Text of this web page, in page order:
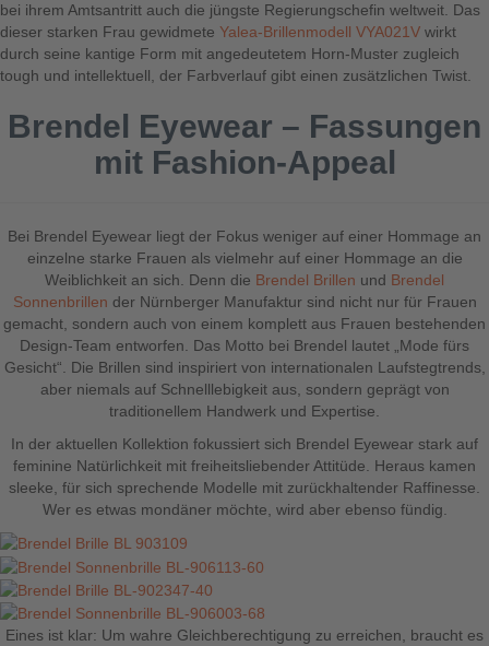
bei ihrem Amtsantritt auch die jüngste Regierungschefin weltweit. Das
dieser starken Frau gewidmete Yalea-Brillenmodell VYA021V wirkt
durch seine kantige Form mit angedeutetem Horn-Muster zugleich
tough und intellektuell, der Farbverlauf gibt einen zusätzlichen Twist.
Brendel Eyewear – Fassungen
mit Fashion-Appeal
Bei Brendel Eyewear liegt der Fokus weniger auf einer Hommage an
einzelne starke Frauen als vielmehr auf einer Hommage an die
Weiblichkeit an sich. Denn die Brendel Brillen und Brendel
Sonnenbrillen der Nürnberger Manufaktur sind nicht nur für Frauen
gemacht, sondern auch von einem komplett aus Frauen bestehenden
Design-Team entworfen. Das Motto bei Brendel lautet „Mode fürs
Gesicht“. Die Brillen sind inspiriert von internationalen Laufstegtrends,
aber niemals auf Schnelllebigkeit aus, sondern geprägt von
traditionellem Handwerk und Expertise.
In der aktuellen Kollektion fokussiert sich Brendel Eyewear stark auf
feminine Natürlichkeit mit freiheitsliebender Attitüde. Heraus kamen
sleeke, für sich sprechende Modelle mit zurückhaltender Raffinesse.
Wer es etwas mondäner möchte, wird aber ebenso fündig.
Eines ist klar: Um wahre Gleichberechtigung zu erreichen, braucht es